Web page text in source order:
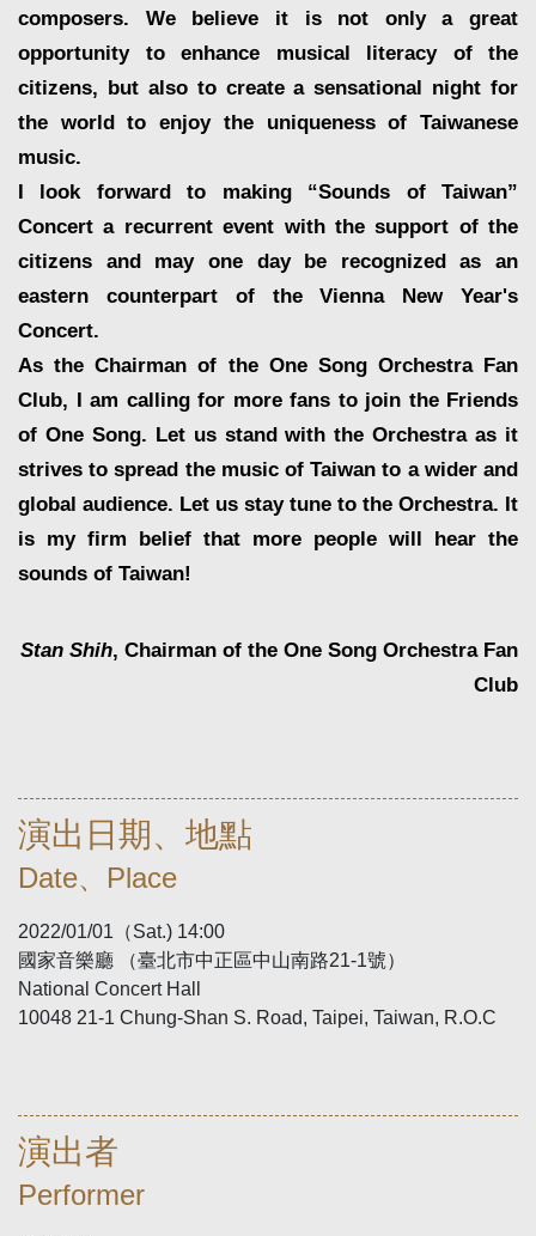
composers. We believe it is not only a great
opportunity to enhance musical literacy of the
citizens, but also to create a sensational night for
the world to enjoy the uniqueness of Taiwanese
music.
I look forward to making “Sounds of Taiwan”
Concert a recurrent event with the support of the
citizens and may one day be recognized as an
eastern counterpart of the Vienna New Year's
Concert.
As the Chairman of the One Song Orchestra Fan
Club, I am calling for more fans to join the Friends
of One Song. Let us stand with the Orchestra as it
strives to spread the music of Taiwan to a wider and
global audience. Let us stay tune to the Orchestra. It
is my firm belief that more people will hear the
sounds of Taiwan!
Stan Shih, Chairman of the One Song Orchestra Fan
Club
演出日期、地點
Date、Place
2022/01/01（Sat.) 14:00
國家音樂廳 （臺北市中正區中山南路21-1號）
National Concert Hall
10048 21-1 Chung-Shan S. Road, Taipei, Taiwan, R.O.C
演出者
Performer